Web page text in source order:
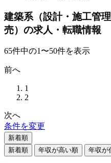
建築系（設計・施工管
売）の求人・転職情報
65件中の1〜50件を表示
前へ
1
2
次へ
条件を変更
新着順
新着順
年収が高い順 年収が